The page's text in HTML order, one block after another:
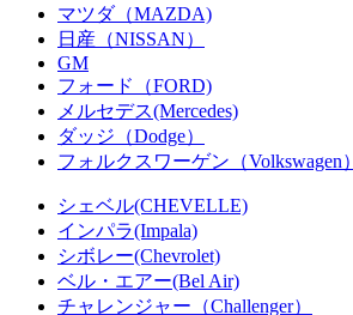
マツダ（MAZDA)
日産（NISSAN）
GM
フォード（FORD)
メルセデス(Mercedes)
ダッジ（Dodge）
フォルクスワーゲン（Volkswagen）
シェベル(CHEVELLE)
インパラ(Impala)
シボレー(Chevrolet)
ベル・エアー(Bel Air)
チャレンジャー（Challenger）